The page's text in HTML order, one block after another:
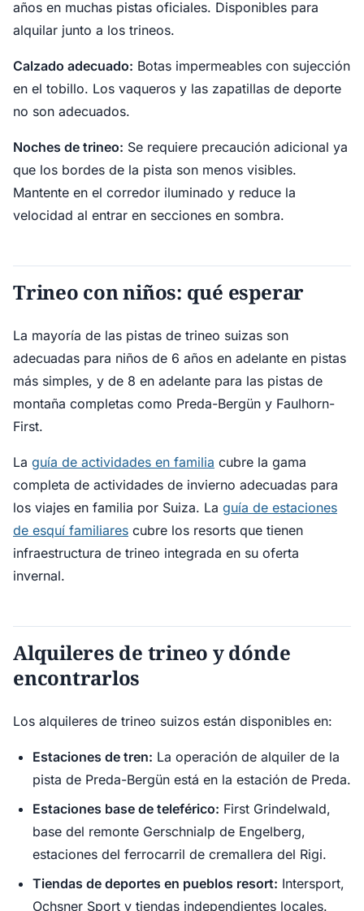
años en muchas pistas oficiales. Disponibles para
alquilar junto a los trineos.
Calzado adecuado: Botas impermeables con sujección
en el tobillo. Los vaqueros y las zapatillas de deporte
no son adecuados.
Noches de trineo: Se requiere precaución adicional ya
que los bordes de la pista son menos visibles.
Mantente en el corredor iluminado y reduce la
velocidad al entrar en secciones en sombra.
Trineo con niños: qué esperar
La mayoría de las pistas de trineo suizas son
adecuadas para niños de 6 años en adelante en pistas
más simples, y de 8 en adelante para las pistas de
montaña completas como Preda-Bergün y Faulhorn-
First.
La guía de actividades en familia cubre la gama
completa de actividades de invierno adecuadas para
los viajes en familia por Suiza. La guía de estaciones
de esquí familiares cubre los resorts que tienen
infraestructura de trineo integrada en su oferta
invernal.
Alquileres de trineo y dónde
encontrarlos
Los alquileres de trineo suizos están disponibles en:
Estaciones de tren: La operación de alquiler de la
pista de Preda-Bergün está en la estación de Preda.
Estaciones base de teleférico: First Grindelwald,
base del remonte Gerschnialp de Engelberg,
estaciones del ferrocarril de cremallera del Rigi.
Tiendas de deportes en pueblos resort: Intersport,
Ochsner Sport y tiendas independientes locales.